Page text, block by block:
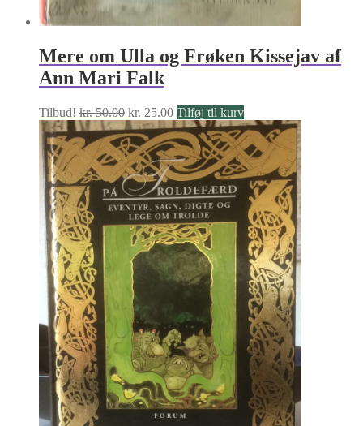
Mere om Ulla og Frøken Kissejav af
Ann Mari Falk
Tilbud! kr.50.00 Den
oprindelige
pris
var:
kr. 50.00.
kr. 25.00Den
aktuelle
pris
er:
kr. 25.00.
Tilføj til kurv